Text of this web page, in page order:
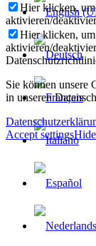
Hier klicken,
aktivieren/
Hier klicken,
aktivieren/
Sie können unsere
in unseren
Accept settings